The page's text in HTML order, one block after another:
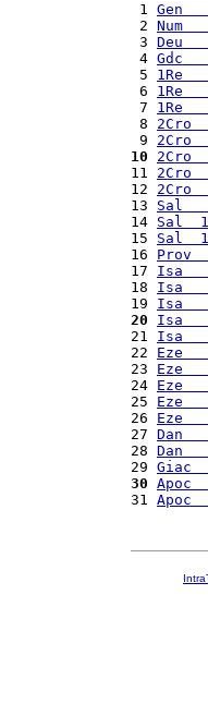
1 Gen
2 Num
3 Deu
4 Gdc
5 1Re
6 1Re
7 1Re
8 2Cro
9 2Cro
10
2Cro
11 2Cro
12 2Cro
13 Sal
14 Sal
15 Sal
16 Prov
17 Isa
18 Isa
19 Isa
20
Isa
21 Isa
22 Eze
23 Eze
24 Eze
25 Eze
26 Eze
27 Dan
28 Dan
29 Giac
30 Apoc
31 Apoc